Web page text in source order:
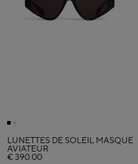
LUNETTES DE SOLEIL MASQUE
AVIATEUR
€ 390.00